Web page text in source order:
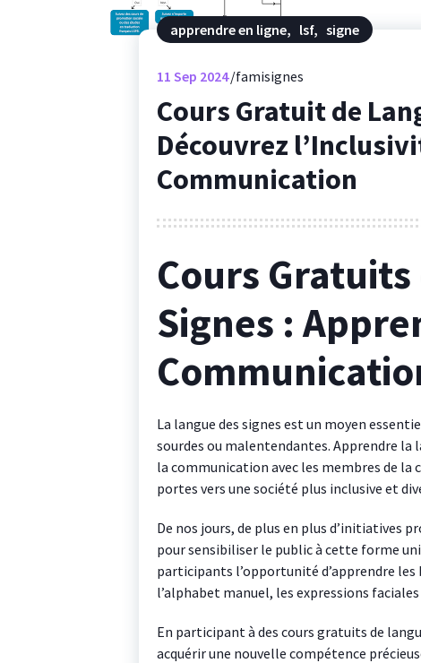
apprendre en ligne, lsf, signe
11 Sep 2024 famisignes
Cours Gratuit de
Découvrez
Communication
Cours
Signes :
La langue des signes est un moyen
sourdes ou malentendantes. Apprendre
la communication avec les membres de la
portes vers une société plus inclusive et
De nos jours, de plus en plus d’initiatives
pour sensibiliser le public à cette forme
participants l’opportunité d’apprendre les
l’alphabet manuel, les expressions
En participant à des cours gratuits de
acquérir une nouvelle compétence